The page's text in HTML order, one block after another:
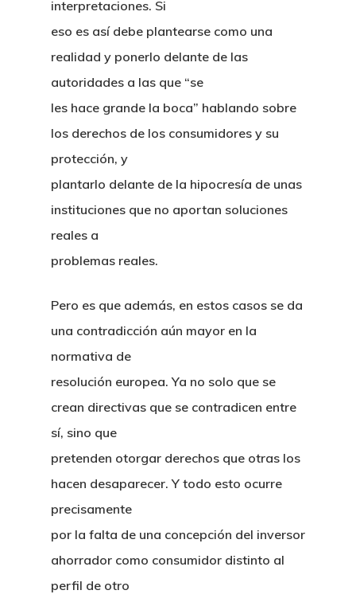
interpretaciones. Si
eso es así debe plantearse como una
realidad y ponerlo delante de las
autoridades a las que “se
les hace grande la boca” hablando sobre
los derechos de los consumidores y su
protección, y
plantarlo delante de la hipocresía de unas
instituciones que no aportan soluciones
reales a
problemas reales.
Pero es que además, en estos casos se da
una contradicción aún mayor en la
normativa de
resolución europea. Ya no solo que se
crean directivas que se contradicen entre
sí, sino que
pretenden otorgar derechos que otras los
hacen desaparecer. Y todo esto ocurre
precisamente
por la falta de una concepción del inversor
ahorrador como consumidor distinto al
perfil de otro